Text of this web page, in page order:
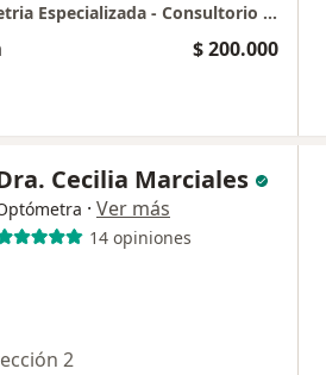
Javier Celis Optometria Especializada - Consultorio 403
$ 200.000
Cecilia Marciales
· Ver más
14 opiniones
2